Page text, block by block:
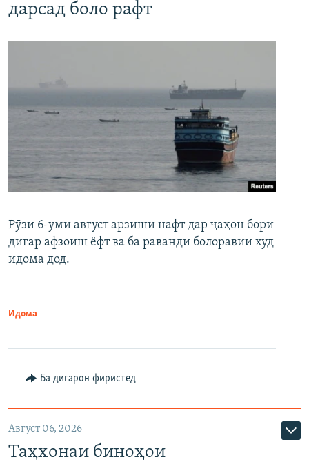
дарсад боло рафт
Рӯзи 6-уми август арзиши нафт дар ҷаҳон бори
дигар афзоиш ёфт ва ба раванди болоравии худ
идома дод.
Идома
Ба дигарон фиристед
Август 06, 2026
Таҳхонаи биноҳои